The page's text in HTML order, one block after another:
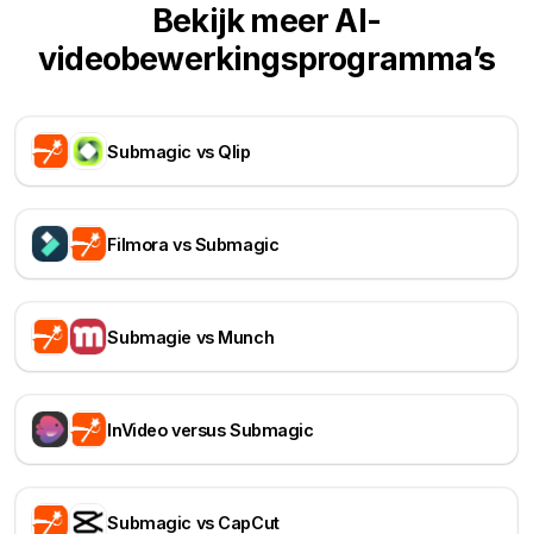
Bekijk meer AI-
videobewerkingsprogramma’s
Submagic vs Qlip
Filmora vs Submagic
Submagie vs Munch
InVideo versus Submagic
Submagic vs CapCut